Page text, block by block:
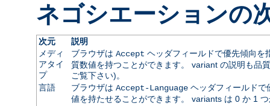
ネゴシエーションの
次元
説明
メディ
アタイ
プ
ブラウザは Accept ヘッダフィールドで優先傾向を
質数値を持つことができます。 variant の説明も品
ご覧下さい)。
言語
ブラウザは Accept-Languageヘッダフィールドで
値を持たせることができます。 variants は 0 か 1